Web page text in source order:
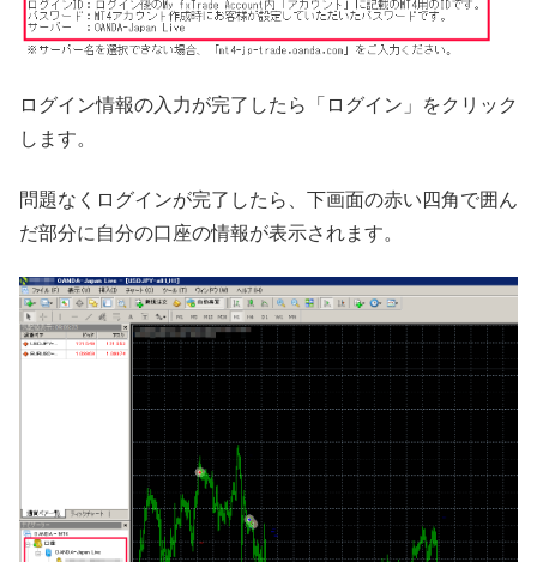
ログイン情報の入力が完了したら「ログイン」をクリック
します。
問題なくログインが完了したら、下画面の赤い四角で囲ん
だ部分に自分の口座の情報が表示されます。